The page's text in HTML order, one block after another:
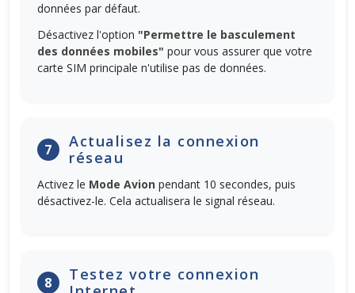
données par défaut.
Désactivez l'option "Permettre le basculement
des données mobiles" pour vous assurer que votre
carte SIM principale n'utilise pas de données.
7
Actualisez la connexion
réseau
Activez le Mode Avion pendant 10 secondes, puis
désactivez-le. Cela actualisera le signal réseau.
8
Testez votre connexion